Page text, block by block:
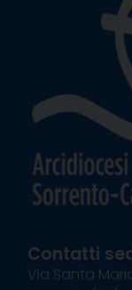
Contatti
Via Santa